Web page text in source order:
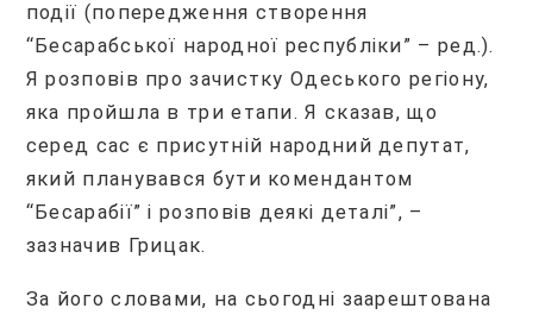
події (попередження створення
“Бесарабської народної республіки” – ред.).
Я розповів про зачистку Одеського регіону,
яка пройшла в три етапи. Я сказав, що
серед сас є присутній народний депутат,
який планувався бути комендантом
“Бесарабії” і розповів деякі деталі”, –
зазначив Грицак.
За його словами, на сьогодні заарештована